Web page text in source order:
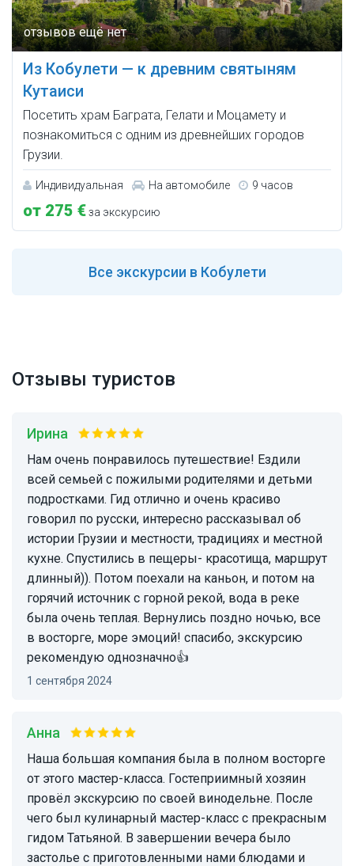
Из Кобулети — к древним святыням
Кутаиси
Посетить храм Баграта, Гелати и Моцамету и
познакомиться с одним из древнейших городов
Грузии.
Индивидуальная На автомобиле 9 часов
от 275 €за экскурсию
Все экскурсии в Кобулети
Отзывы туристов
Ирина
Нам очень понравилось путешествие! Ездили
всей семьей с пожилыми родителями и детьми
подростками. Гид отлично и очень красиво
говорил по русски, интересно рассказывал об
истории Грузии и местности, традициях и местной
кухне. Спустились в пещеры- красотища, маршрут
длинный)). Потом поехали на каньон, и потом на
горячий источник с горной рекой, вода в реке
была очень теплая. Вернулись поздно ночью, все
в восторге, море эмоций! спасибо, экскурсию
рекомендую однозначно👍
1 сентября 2024
Анна
Наша большая компания была в полном восторге
от этого мастер-класса. Гостеприимный хозяин
провёл экскурсию по своей винодельне. После
чего был кулинарный мастер-класс с прекрасным
гидом Татьяной. В завершении вечера было
застолье с приготовленными нами блюдами и